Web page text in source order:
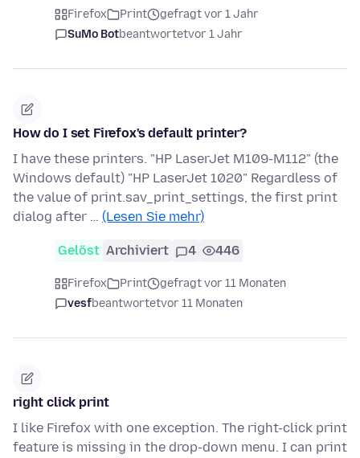
Firefox Print
gefragt vor 1 Jahr
SuMo Botbeantwortetvor 1 Jahr
How do I set Firefox's default printer?
I have these printers. "HP LaserJet M109-M112" (the
Windows default) "HP LaserJet 1020" Regardless of
the value of print.sav_print_settings, the first print
dialog after … (Lesen Sie mehr)
Gelöst Archiviert 4 446
Firefox Print
gefragt vor 11 Monaten
vesfbeantwortetvor 11 Monaten
right click print
I like Firefox with one exception. The right-click print
feature is missing in the drop-down menu. I can print